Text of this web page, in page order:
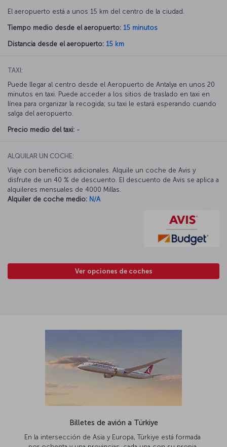
El aeropuerto está a unos 15 km del centro de la ciudad.
Tiempo medio desde el aeropuerto: 15 minutos
Distancia desde el aeropuerto: 15 km
TAXI:
Puede llegar al centro desde el Aeropuerto de Antalya en unos 20
minutos en taxi. Puede acceder a los sitios de traslado en taxi en
línea para organizar la recogida; su taxi le estará esperando cuando
salga del aeropuerto.
Precio medio del taxi: -
ALQUILAR UN COCHE:
Viaje con beneficios adicionales. Alquile un coche de Avis y
disfrute de un 40 % de descuento. El descuento de Avis se aplica a
alquileres mensuales de 4000 Millas.
Alquiler de coche medio: N/A
Ver opciones de coches
Billetes de avión a Türkiye
En la intersección de Asia y Europa, Türkiye está formada